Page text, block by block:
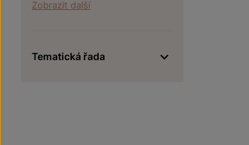
Zobrazit další
Tematická řada